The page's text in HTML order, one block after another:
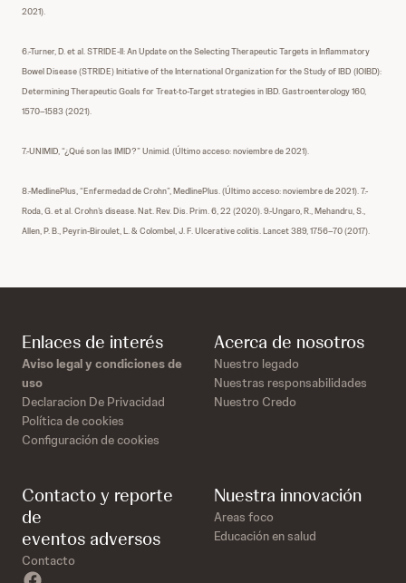
2021).
6.-Turner, D. et al. STRIDE-II: An Update on the Selecting Therapeutic Targets in Inflammatory
Bowel Disease (STRIDE) Initiative of the International Organization for the Study of IBD (IOIBD):
Determining Therapeutic Goals for Treat-to-Target strategies in IBD. Gastroenterology 160,
1570–1583 (2021).
7.-UNIMID, “¿Qué son las IMID?” Unimid. (Último acceso: noviembre de 2021).
8.-MedlinePlus, “Enfermedad de Crohn”, MedlinePlus. (Último acceso: noviembre de 2021). 7.-
Roda, G. et al. Crohn’s disease. Nat. Rev. Dis. Prim. 6, 22 (2020). 9.-Ungaro, R., Mehandru, S.,
Allen, P. B., Peyrin-Biroulet, L. & Colombel, J. F. Ulcerative colitis. Lancet 389, 1756–70 (2017).
Acerca de nosotros
Nuestro legado
Nuestras responsabilidades
Nuestro Credo
Nuestra innovación
Areas foco
Educación en salud
Contacto y reporte
de
eventos adversos
Contacto
Enlaces de interés
Aviso legal y condiciones de
uso
Declaracion De Privacidad
Política de cookies
Configuración de cookies